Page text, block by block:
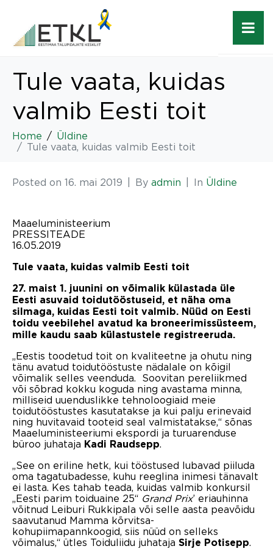
Tule vaata, kuidas
valmib Eesti toit
Home
Üldine
Tule vaata, kuidas valmib Eesti toit
Posted on 16. mai 2019 By admin In Üldine
Maaeluministeerium
PRESSITEADE
16.05.2019
Tule vaata, kuidas valmib Eesti toit
27. maist 1. juunini on võimalik külastada üle
Eesti asuvaid toidutööstuseid, et näha oma
silmaga, kuidas Eesti toit valmib. Nüüd on Eesti
toidu veebilehel avatud ka broneerimissüsteem,
mille kaudu saab külastustele registreeruda.
„Eestis toodetud toit on kvaliteetne ja ohutu ning
tänu avatud toidutööstuste nädalale on kõigil
võimalik selles veenduda. Soovitan pereliikmed
või sõbrad kokku koguda ning avastama minna,
milliseid uuenduslikke tehnoloogiaid meie
toidutööstustes kasutatakse ja kui palju erinevaid
ning huvitavaid tooteid seal valmistatakse,“ sõnas
Maaeluministeeriumi ekspordi ja turuarenduse
büroo juhataja Kadi Raudsepp.
„See on eriline hetk, kui tööstused lubavad piiluda
oma tagatubadesse, kuhu reeglina inimesi tänavalt
ei lasta. Kes tahab teada, kuidas valmib konkursil
„Eesti parim toiduaine 25“ Grand Prix’ eriauhinna
võitnud Leiburi Rukkipala või selle aasta peavõidu
saavutanud Mamma kõrvitsa-
kohupiimapannkoogid, siis nüüd on selleks
võimalus,“ ütles Toiduliidu juhataja Sirje Potisepp.